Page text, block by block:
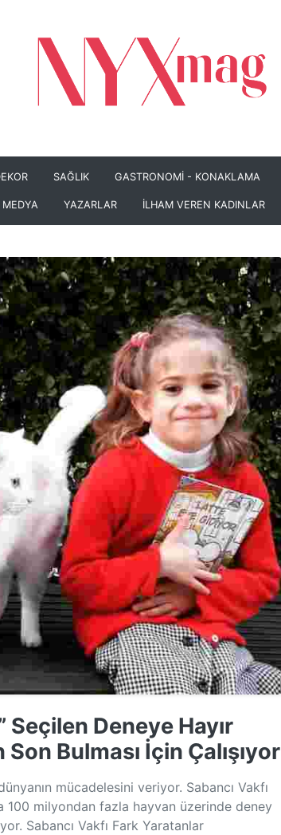
SAĞLIK GASTRONOMİ - KONAKLAMA
MEDYA YAZARLAR İLHAM VEREN KADINLAR
Seçilen Deneye Hayır
Bulması İçin Çalışıyor
mücadelesini veriyor. Sabancı Vakfı
100 milyondan fazla hayvan üzerinde deney
Sabancı Vakfı Fark Yaratanlar